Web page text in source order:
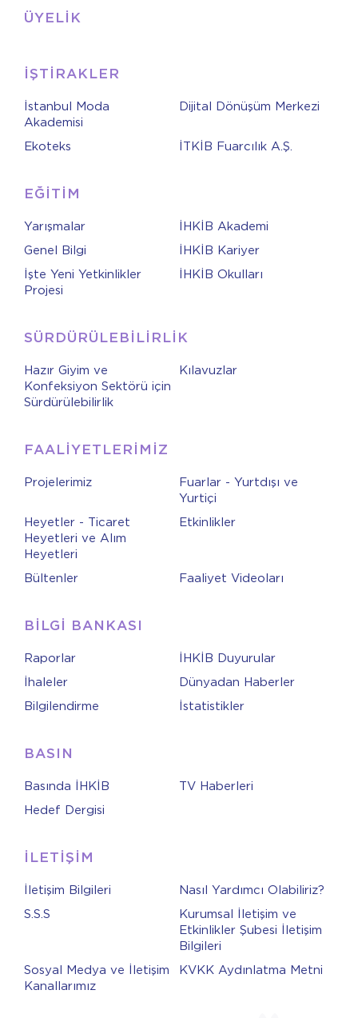
ÜYELİK
İŞTİRAKLER
İstanbul Moda
Akademisi
Dijital Dönüşüm Merkezi
Ekoteks İTKİB Fuarcılık A.Ş.
EĞİTİM
Yarışmalar
İHKİB Akademi
Genel Bilgi
İHKİB Kariyer
İşte Yeni Yetkinlikler
Projesi
İHKİB Okulları
SÜRDÜRÜLEBİLİRLİK
Hazır Giyim ve
Konfeksiyon Sektörü için
Sürdürülebilirlik
Kılavuzlar
FAALİYETLERİMİZ
Projelerimiz
Fuarlar - Yurtdışı ve
Yurtiçi
Heyetler - Ticaret
Heyetleri ve Alım
Heyetleri
Etkinlikler
Bültenler Faaliyet Videoları
BİLGİ BANKASI
Raporlar
İHKİB Duyurular
İhaleler
Dünyadan Haberler
Bilgilendirme
İstatistikler
BASIN
Basında İHKİB
TV Haberleri
Hedef Dergisi
İLETİŞİM
İletişim Bilgileri
Nasıl Yardımcı Olabiliriz?
S.S.S
Kurumsal İletişim ve
Etkinlikler Şubesi İletişim
Bilgileri
Sosyal Medya ve İletişim
Kanallarımız
KVKK Aydınlatma Metni